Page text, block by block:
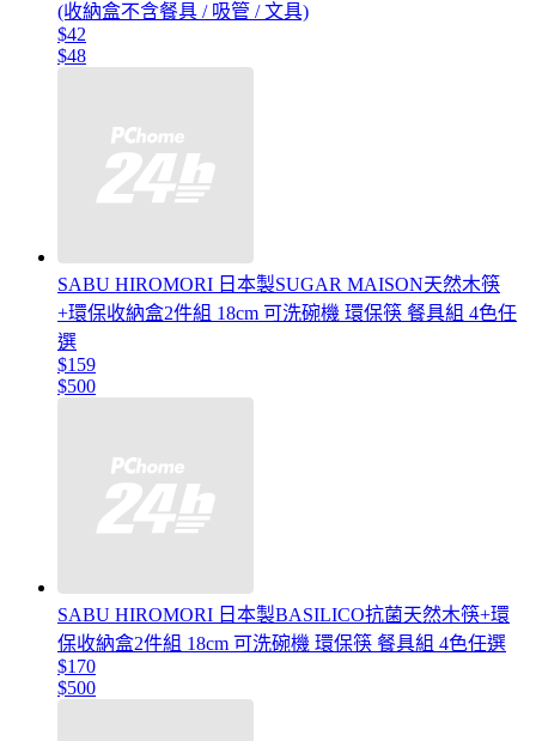
(收納盒不含餐具 / 吸管 / 文具)
$42
$48
SABU HIROMORI 日本製SUGAR MAISON天然木筷
+環保收納盒2件組 18cm 可洗碗機 環保筷 餐具組 4色任
選
$159
$500
SABU HIROMORI 日本製BASILICO抗菌天然木筷+環
保收納盒2件組 18cm 可洗碗機 環保筷 餐具組 4色任選
$170
$500